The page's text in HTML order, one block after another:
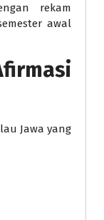
rekam
awal
Jawa yang